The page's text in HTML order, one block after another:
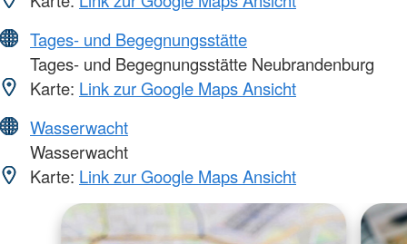
Tages- und Begegnungsstätte
Tages- und Begegnungsstätte Neubrandenburg
Karte: Link zur Google Maps Ansicht
Wasserwacht
Wasserwacht
Karte: Link zur Google Maps Ansicht